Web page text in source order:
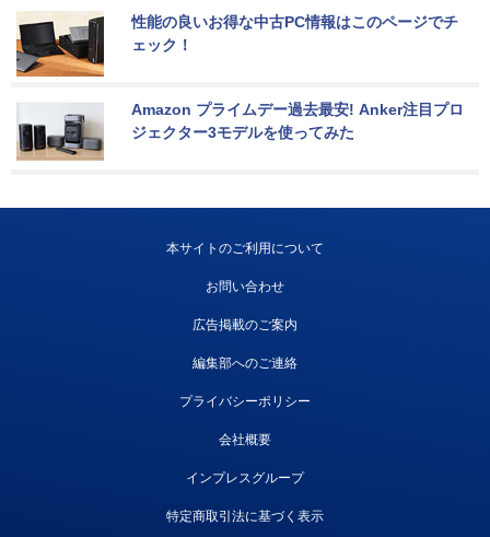
性能の良いお得な中古PC情報はこのページでチ
ェック！
Amazon プライムデー過去最安! Anker注目プロ
ジェクター3モデルを使ってみた
本サイトのご利用について
お問い合わせ
広告掲載のご案内
編集部へのご連絡
プライバシーポリシー
会社概要
インプレスグループ
特定商取引法に基づく表示